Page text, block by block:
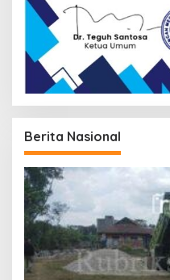
Berita Nasional